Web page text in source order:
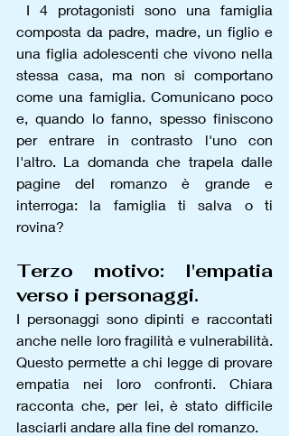
I 4 protagonisti sono una famiglia
composta da padre, madre, un figlio e
una figlia adolescenti che vivono nella
stessa casa, ma non si comportano
come una famiglia. Comunicano poco
e, quando lo fanno, spesso finiscono
per entrare in contrasto l'uno con
l'altro. La domanda che trapela dalle
pagine del romanzo è grande e
interroga: la famiglia ti salva o ti
rovina?
Terzo motivo: l'empatia
verso i personaggi.
I personaggi sono dipinti e raccontati
anche nelle loro fragilità e vulnerabilità.
Questo permette a chi legge di provare
empatia nei loro confronti. Chiara
racconta che, per lei, è stato difficile
lasciarli andare alla fine del romanzo.